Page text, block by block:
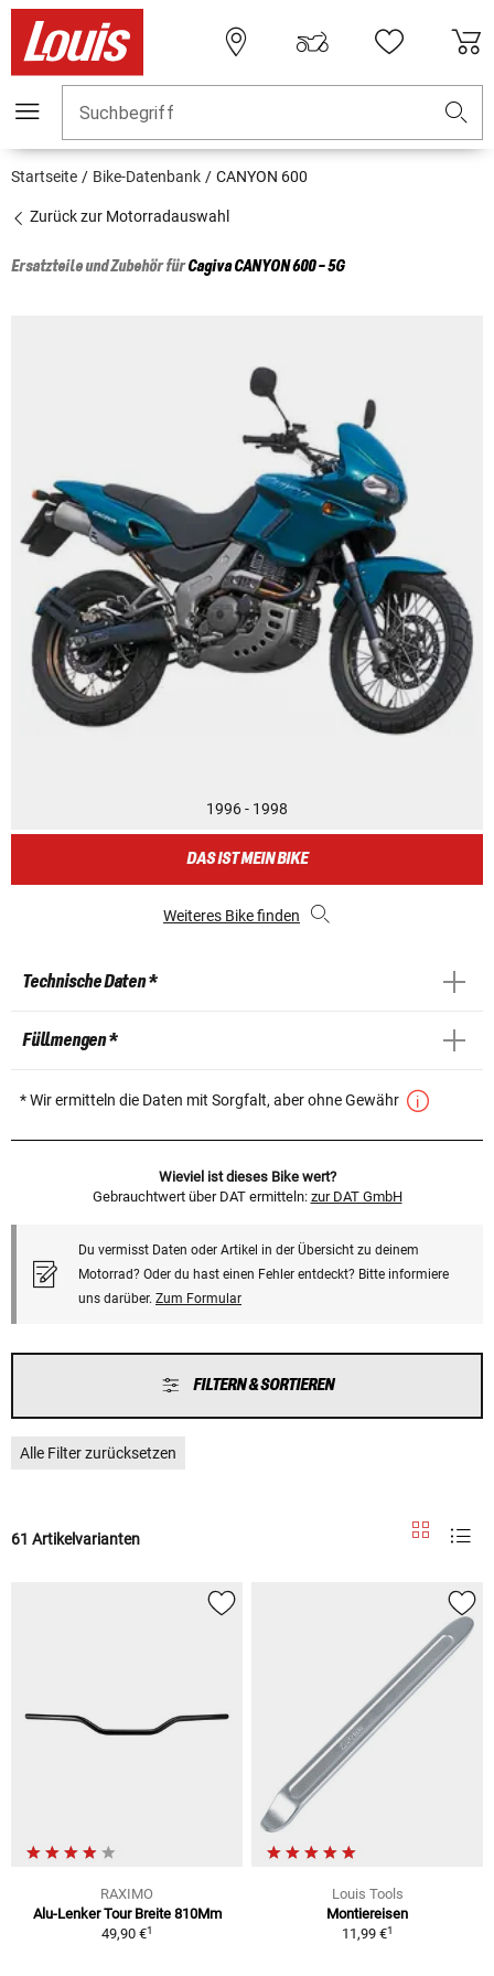
Suchbegriff
Startseite Bike-Datenbank CANYON 600
Zurück zur Motorradauswahl
Ersatzteile und Zubehör fürCagivaCANYON 600 - 5G
1996 - 1998
DAS IST MEIN BIKE
Weiteres Bike finden
Technische Daten *
Füllmengen *
* Wir ermitteln die Daten mit Sorgfalt, aber ohne Gewähr
Wieviel ist dieses Bike wert?
Gebrauchtwert über DAT ermitteln: zur DAT GmbH
Du vermisst Daten oder Artikel in der Übersicht zu deinem
Motorrad? Oder du hast einen Fehler entdeckt? Bitte informiere
uns darüber. Zum Formular
FILTERN & SORTIEREN
Alle Filter zurücksetzen
61 Artikelvarianten
RAXIMO
Alu-Lenker Tour Breite 810Mm
49,90 €1
Louis Tools
Montiereisen
11,99 €1